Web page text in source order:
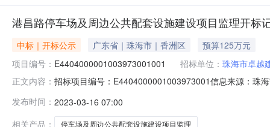
港昌路停车场及周边公共配套设施建设项目监理开标
中标｜开标公示 广东省｜珠海市｜香洲区
预算125万元
项目编号： E4404000001003973001001 招标单位： 珠海市卓越
正文内容： 招标项目编号：E4404000001003973001信息来源：珠
名称港昌路停车场及周边公共配套设施建设项目监理序
发布时间： 2023-03-16 07:00
相关产品：
停车场及周边公共配套设施建设项目监理